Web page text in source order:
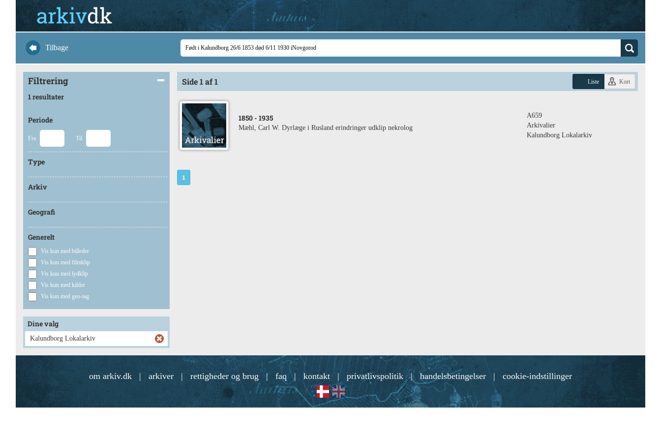
Tilbage
Filtrering
1 resultater
Periode
Fra Til
Type
Arkiv
Geografi
Generelt
Vis kun med billeder
Vis kun med filmklip
Vis kun med lydklip
Vis kun med kilder
Vis kun med geo-tag
Dine valg
Kalundborg Lokalarkiv
Side 1 af 1 Liste Kort
1850 - 1935
Mæhl, Carl W. Dyrlæge i Rusland erindringer udklip nekrolog
A659
Arkivalier
Kalundborg Lokalarkiv
1
om arkiv.dk | arkiver | rettigheder og brug | faq | kontakt | privatlivspolitik | handelsbetingelser | cookie-indstillinger